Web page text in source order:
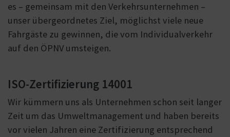
es – gemeinsam mit den Verkehrsunternehmen –
unser übergeordnetes Ziel, möglichst viele neue
Fahrgäste zu gewinnen, die vom Individualverkehr
auf den ÖPNV umsteigen.
ISO-Zertifizierung 14001
Wir kümmern uns als Unternehmen schon seit langer
Zeit um das Umweltmanagement und haben bereits
vor vielen Jahren eine Zertifizierung entsprechend